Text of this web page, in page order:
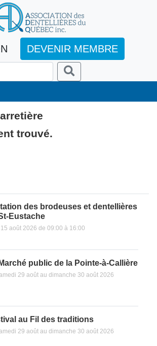
DEVENIR MEMBRE
trouvé.
des brodeuses et dentellières
Eustache
août 2026 de 09:00 à 16:00
public de la Pointe-à-Callière
29 août au dimanche 30 août 2026
au Fil des traditions
29 août au dimanche 30 août 2026